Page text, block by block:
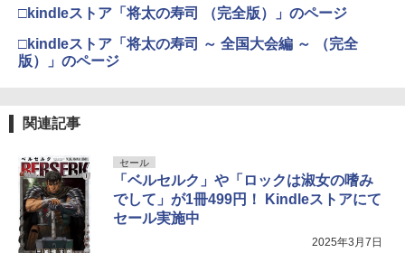
□kindleストア「将太の寿司 （完全版）」のページ
□kindleストア「将太の寿司 ～ 全国大会編 ～ （完全
版）」のページ
関連記事
セール
「ベルセルク」や「ロックは淑女の嗜み
でして」が1冊499円！ Kindleストアにて
セール実施中
2025年3月7日